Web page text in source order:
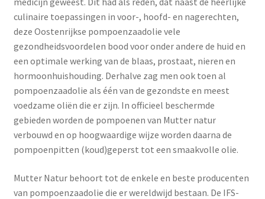
culinaire toepassingen in voor-, hoofd- en nagerechten,
deze Oostenrijkse pompoenzaadolie vele
gezondheidsvoordelen bood voor onder andere de huid en
een optimale werking van de blaas, prostaat, nieren en
hormoonhuishouding. Derhalve zag men ook toen al
pompoenzaadolie als één van de gezondste en meest
voedzame oliën die er zijn. In officieel beschermde
gebieden worden de pompoenen van Mutter natur
verbouwd en op hoogwaardige wijze worden daarna de
pompoenpitten (koud)geperst tot een smaakvolle olie.
Mutter Natur behoort tot de enkele en beste producenten
van pompoenzaadolie die er wereldwijd bestaan. De IFS-